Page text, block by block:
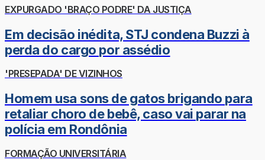
EXPURGADO 'BRAÇO PODRE' DA JUSTIÇA
Em decisão inédita, STJ condena Buzzi à
perda do cargo por assédio
'PRESEPADA' DE VIZINHOS
Homem usa sons de gatos brigando para
retaliar choro de bebê, caso vai parar na
polícia em Rondônia
FORMAÇÃO UNIVERSITÁRIA